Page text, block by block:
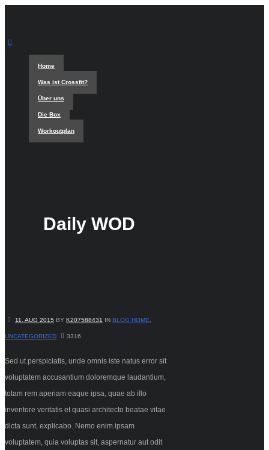
Home
Was ist Crossfit?
Über uns
Die Box
Workoutplan
Daily WOD
11. AUG 2015 BY K207588431 IN BLOG HOME
UNCATEGORIZED 3316
Sed ut perspiciatis, unde omnis iste natus error sit
voluptatem accusantium doloremque laudantium,
totam rem aperiam eaque ipsa, quae ab illo
inventore veritatis et quasi architecto beatae vitae
dicta sunt, explicabo. Nemo enim ipsam
voluptatem, quia voluptas sit, aspernatur aut odit